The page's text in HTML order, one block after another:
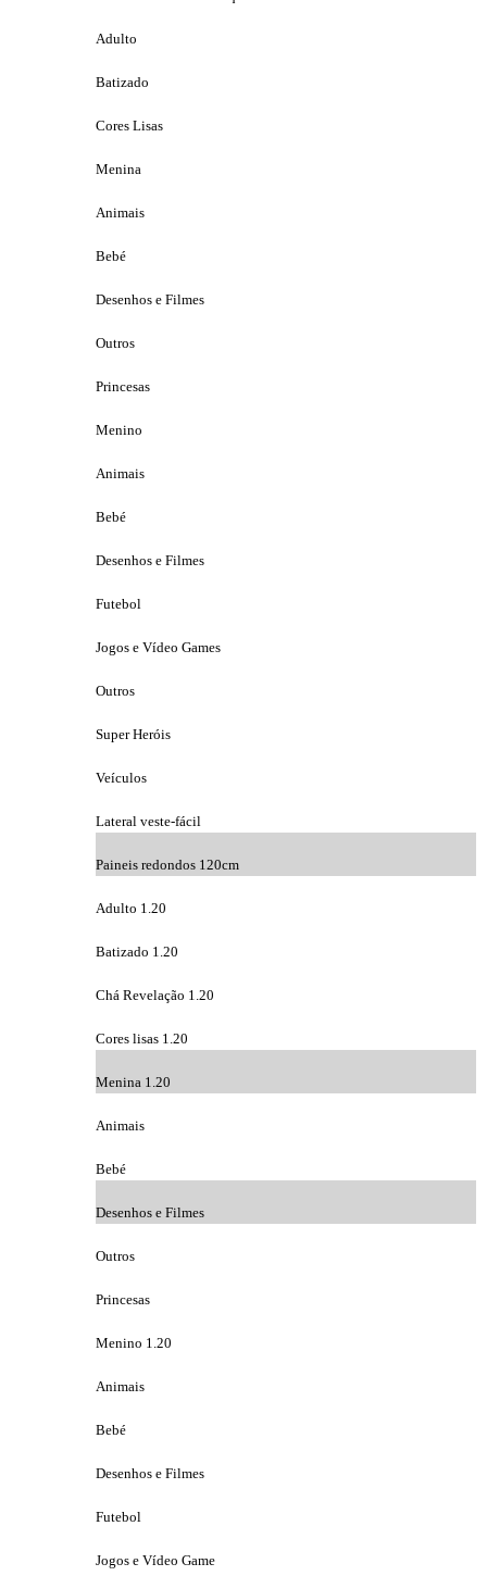
Adulto
Batizado
Cores Lisas
Menina
Animais
Bebé
Desenhos e Filmes
Outros
Princesas
Menino
Animais
Bebé
Desenhos e Filmes
Futebol
Jogos e Vídeo Games
Outros
Super Heróis
Veículos
Lateral veste-fácil
Paineis redondos 120cm
Adulto 1.20
Batizado 1.20
Chá Revelação 1.20
Cores lisas 1.20
Menina 1.20
Animais
Bebé
Desenhos e Filmes
Outros
Princesas
Menino 1.20
Animais
Bebé
Desenhos e Filmes
Futebol
Jogos e Vídeo Game